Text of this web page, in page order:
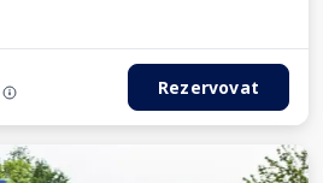
Rezervovat